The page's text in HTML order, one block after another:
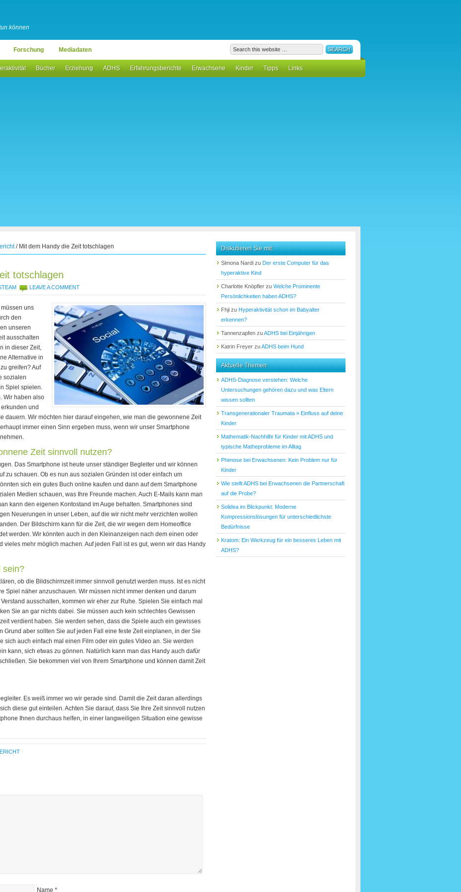
können
Forschung Mediadaten
Bücher Erziehung ADHS Erfahrungsberichte Erwachsene Kinder Tipps Links
/Mit dem Handy die Zeit totschlagen
totschlagen
LEAVE A COMMENT
müssen uns
den
unseren
ausschalten
in dieser Zeit,
Alternative in
greifen? Auf
sozialen
Spiel spielen.
Wir haben also
und
dauern. Wir möchten hier darauf eingehen, wie man die gewonnene Zeit
immer einen Sinn ergeben muss, wenn wir unser Smartphone
Zeit sinnvoll nutzen?
Das Smartphone ist heute unser ständiger Begleiter und wir können
zu schauen. Ob es nun aus sozialen Gründen ist oder einfach um
sich ein gutes Buch online kaufen und dann auf dem Smartphone
Medien schauen, was Ihre Freunde machen. Auch E-Mails kann man
kann den eigenen Kontostand im Auge behalten. Smartphones sind
Neuerungen in unser Leben, auf die wir nicht mehr verzichten wollen
Der Bildschirm kann für die Zeit, die wir wegen dem Homeoffice
werden. Wir könnten auch in den Kleinanzeigen nach dem einen oder
vieles mehr möglich machen. Auf jeden Fall ist es gut, wenn wir das Handy
sein?
ob die Bildschirmzeit immer sinnvoll genutzt werden muss. Ist es nicht
Spiel näher anzuschauen. Wir müssen nicht immer denken und darum
ausschalten, kommen wir eher zur Ruhe. Spielen Sie einfach mal
Sie an gar nichts dabei. Sie müssen auch kein schlechtes Gewissen
verdient haben. Sie werden sehen, dass die Spiele auch ein gewisses
Grund aber sollten Sie auf jeden Fall eine feste Zeit einplanen, in der Sie
sich auch einfach mal einen Film oder ein gutes Video an. Sie werden
kann, sich etwas zu gönnen. Natürlich kann man das Handy auch dafür
Sie bekommen viel von Ihrem Smartphone und können damit Zeit
Es weiß immer wo wir gerade sind. Damit die Zeit daran allerdings
diese gut einteilen. Achten Sie darauf, dass Sie Ihre Zeit sinnvoll nutzen
Ihnen durchaus helfen, in einer langweiligen Situation eine gewisse
Name *
Diskutieren Sie mit:
Simona Nardi zu Der erste Computer für das
hyperaktive Kind
Charlotte Knöpfler zu Welche Prominente
Persönlichkeiten haben ADHS?
Fhji zu Hyperaktivität schon im Babyalter
erkennen?
Tannenzapfen zuADHS bei Einjährigen
Katrin Freyer zuADHS beim Hund
Aktuelle Themen
ADHS-Diagnose verstehen: Welche
Untersuchungen gehören dazu und was Eltern
wissen sollten
Transgenerationaler Traumata » Einfluss auf deine
Kinder
Mathematik-Nachhilfe für Kinder mit ADHS und
typische Matheprobleme im Alltag
Phimose bei Erwachsenen: Kein Problem nur für
Kinder
Wie stellt ADHS bei Erwachsenen die Partnerschaft
auf die Probe?
Solidea im Blickpunkt: Moderne
Kompressionslösungen für unterschiedlichste
Bedürfnisse
Kratom: Ein Werkzeug für ein besseres Leben mit
ADHS?